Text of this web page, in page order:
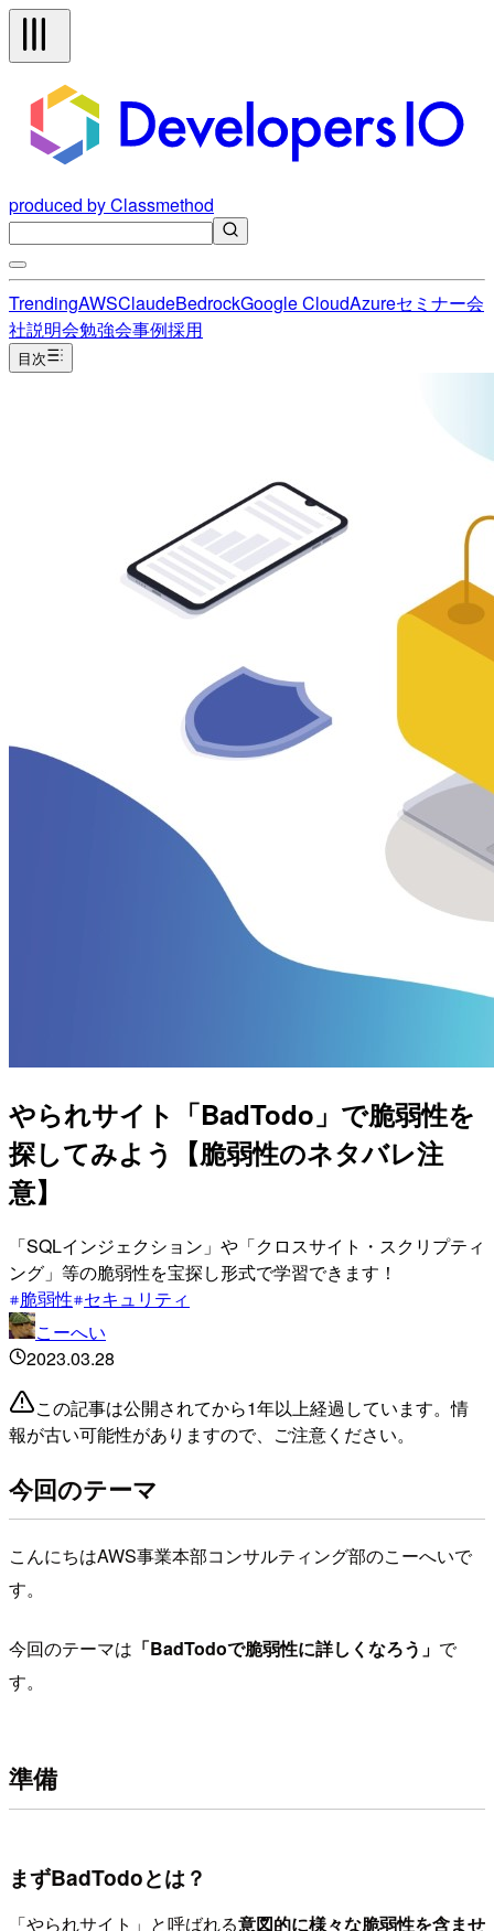
produced by Classmethod
TrendingAWSClaudeBedrockGoogle CloudAzureセミナー会
社説明会勉強会事例採用
目次
やられサイト「BadTodo」で脆弱性を
探してみよう【脆弱性のネタバレ注
意】
「SQLインジェクション」や「クロスサイト・スクリプティ
ング」等の脆弱性を宝探し形式で学習できます！
脆弱性 セキュリティ
こーへい
2023.03.28
この記事は公開されてから1年以上経過しています。情
報が古い可能性がありますので、ご注意ください。
今回のテーマ
こんにちはAWS事業本部コンサルティング部のこーへいで
す。
今回のテーマは 「BadTodoで脆弱性に詳しくなろう」 で
す。
準備
まずBadTodoとは？
「やられサイト」と呼ばれる意図的に様々な脆弱性を含ませ